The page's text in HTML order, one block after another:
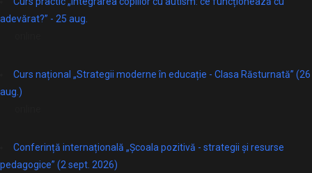
adevărat?” - 25 aug.
Curs național „Strategii moderne în educație - Clasa Răsturnată” (26
aug.)
Conferință internațională „Școala pozitivă - strategii și resurse
pedagogice” (2 sept. 2026)